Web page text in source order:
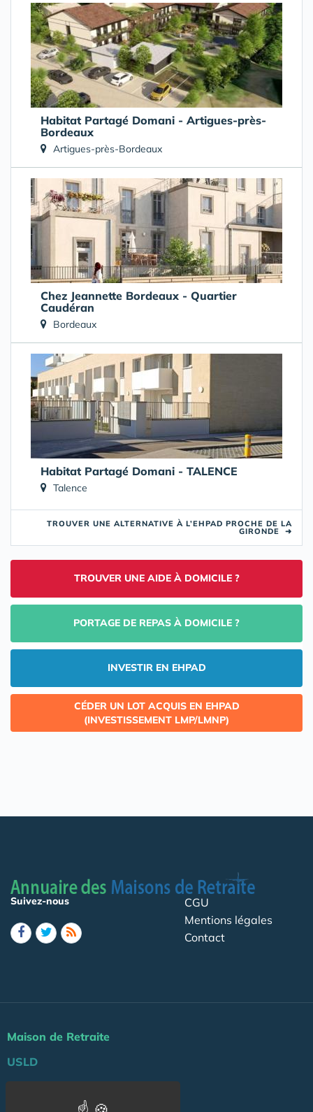
Habitat Partagé Domani - Artigues-près-
Bordeaux
Artigues-près-Bordeaux
Chez Jeannette Bordeaux - Quartier
Caudéran
Bordeaux
Habitat Partagé Domani - TALENCE
Talence
TROUVER UNE ALTERNATIVE À L’EHPAD PROCHE DE LA
GIRONDE ➜
TROUVER UNE AIDE À DOMICILE ?
PORTAGE DE REPAS À DOMICILE ?
INVESTIR EN EHPAD
CÉDER UN LOT ACQUIS EN EHPAD
(INVESTISSEMENT LMP/LMNP)
Suivez-nous
CGU
Mentions légales
Contact
Maison de Retraite
USLD